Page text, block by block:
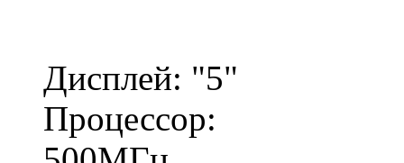
Дисплей: "5"
Процессор: